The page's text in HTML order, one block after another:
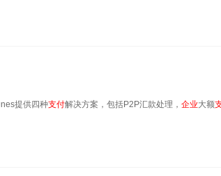
提供四种支付解决方案，包括P2P汇款处理， 企业大额